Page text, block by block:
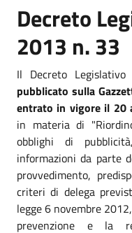
Decreto
2013 n. 33
Il Decreto
pubblicato sulla
entrato in vigore il 20
in materia di
obblighi di
informazioni da parte
provvedimento,
criteri di delega
legge 6 novembre
prevenzione e la